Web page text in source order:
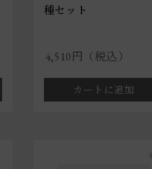
種セット
4,510円（税込）
カートに追加